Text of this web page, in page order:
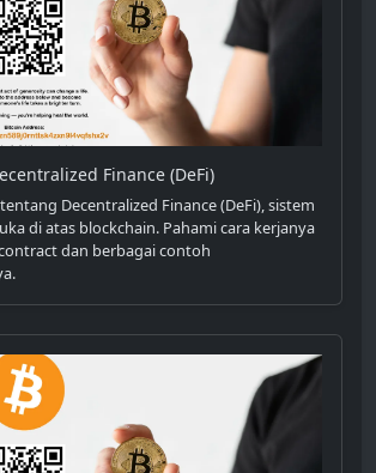
Finance (DeFi)
Decentralized Finance (DeFi), sistem
di atas blockchain. Pahami cara kerjanya
dan berbagai contoh